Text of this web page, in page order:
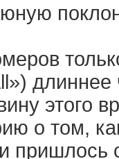
длиннее
этого
о том,
пришлось